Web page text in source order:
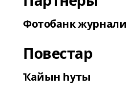
Фотобанк
Повестар
Ҡайын һуты